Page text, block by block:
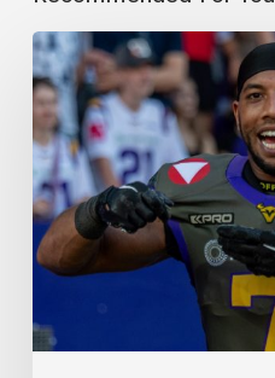
„Ich
brauchte
mehr
Stabilität“
–
Edwards
über
AFLE